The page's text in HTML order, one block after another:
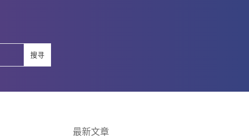
搜寻
最新文章